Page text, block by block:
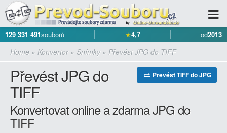
129 331 491souborů ★4,7 od2013
Home » Konvertor» Snímky» Převést JPG do TIFF
Převést TIFF do JPG
Převést JPG do
TIFF
Konvertovat online a zdarma JPG do
TIFF